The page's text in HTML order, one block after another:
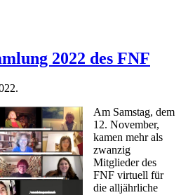
2022 des FNF
.
Am Samstag, dem
12. November,
kamen mehr als
zwanzig
Mitglieder des
FNF virtuell für
die alljährliche